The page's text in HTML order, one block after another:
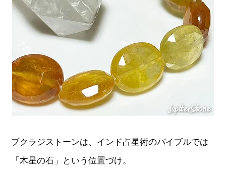
プクラジストーンは、インド占星術のバイブルでは
「木星の石」という位置づけ。